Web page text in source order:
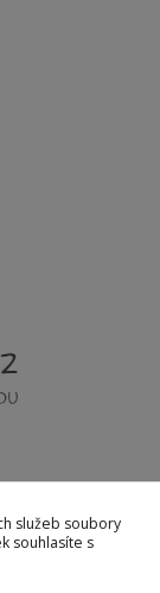
služeb soubory
souhlasíte s